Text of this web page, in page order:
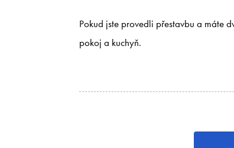
Pokud jste provedli přestavbu a máte
pokoj a kuchyň.